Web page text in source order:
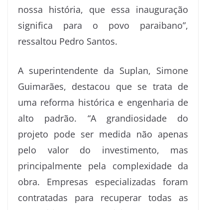
nossa história, que essa inauguração
significa para o povo paraibano”,
ressaltou Pedro Santos.
A superintendente da Suplan, Simone
Guimarães, destacou que se trata de
uma reforma histórica e engenharia de
alto padrão. “A grandiosidade do
projeto pode ser medida não apenas
pelo valor do investimento, mas
principalmente pela complexidade da
obra. Empresas especializadas foram
contratadas para recuperar todas as